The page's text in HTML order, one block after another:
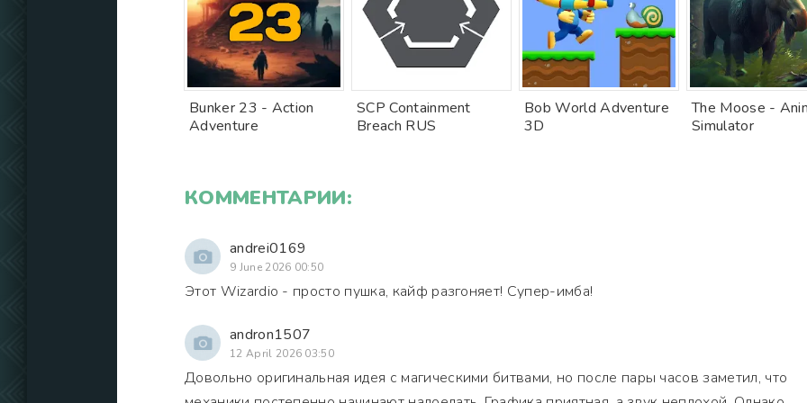
Bunker 23 - Action
Adventure
SCP Containment
Breach RUS
Bob World Adventure
3D
The Moose -
Simulator
КОММЕНТАРИИ:
andrei0169
9 June 2026 00:50
Этот Wizardio - просто пушка, кайф разгоняет! Супер-имба!
andron1507
12 April 2026 03:50
Довольно оригинальная идея с магическими битвами, но после пары часов заметил, что